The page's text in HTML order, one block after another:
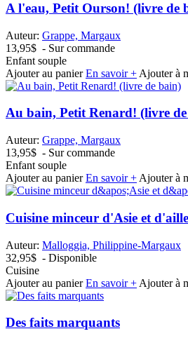
A l'eau, Petit Ourson! (livre de
Auteur: Grappe, Margaux
13,95$ - Sur commande
Enfant souple
Ajouter au panier En savoir + Ajouter à
Au bain, Petit Renard! (livre
Auteur: Grappe, Margaux
13,95$ - Sur commande
Enfant souple
Ajouter au panier En savoir + Ajouter à
Cuisine minceur d'Asie et
Auteur: Malloggia, Philippine-Margaux
32,95$ - Disponible
Cuisine
Ajouter au panier En savoir + Ajouter à
Des faits marquants